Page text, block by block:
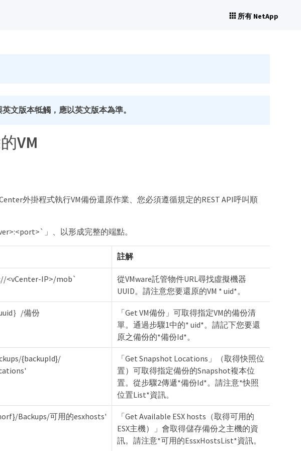
所有 NetApp
文版本牴觸，應以英文版本為準。
VM
外掛程式執行VM備份還原作業、您必須遵循規定的REST API呼叫順
」、以形成完整的端點。
註解
<vCenter-IP>/mob`
從VMware託管物件URL尋找虛擬機器
UUID。請注意您要還原的VM * uid*。
｝/備份
「Get VM備份」可取得指定VM的備份清
單。通過步驟1中的* uid*。請記下您要還
原之備份的*備份Id*。
{backupId}/
「Get Snapshot Locations」（取得快照位
置）可取得指定備份的Snapshot複本位
置。從步驟2傳遞*備份Id*。請注意*快照
位置List*資訊。
Backups/可用的esxhosts'
「Get Available ESX hosts（取得可用的
ESX主機）」會取得儲存備份之主機的資
訊。請注意*可用的EssxHostsList*資訊。